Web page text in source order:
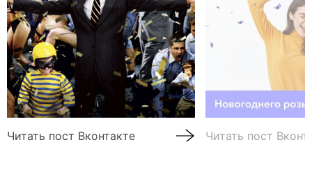
Читать пост Вконтакте Читать пост